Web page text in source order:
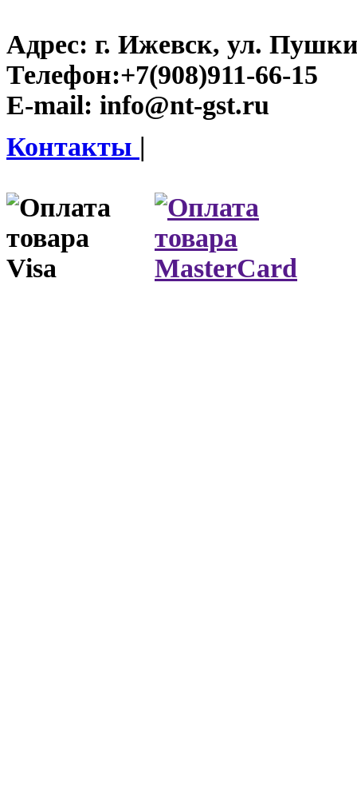
Адрес: г. Ижевск, ул.
Телефон:+7(908)911-66-15
E-mail: info@nt-gst.ru
Контакты |